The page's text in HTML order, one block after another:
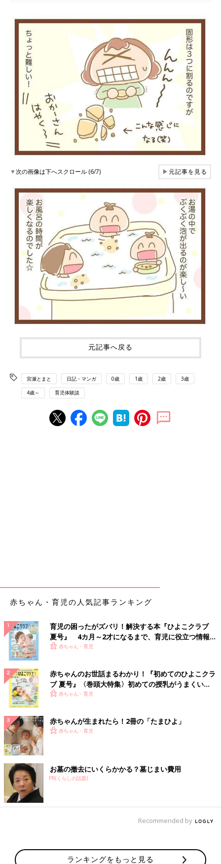
▼次の画像は下へスクロール (6/7) ▶元記事を見る
元記事へ戻る
宮瀬とまと 日記・マンガ 0歳 1歳 2歳 3歳
4歳～ 育児体験談
赤ちゃん・育児の人気記事ランキング
育児の困ったがズバリ！解決する本『ひよこクラブ
夏号』 4カ月～2才になるまで、育児に役立つ情報が
いっぱい！
赤ちゃん・育児
赤ちゃんのお世話まるわかり！『初めてのひよこクラ
ブ 夏号』〈巻頭大特集〉初めての授乳がうまくい
く！ おっぱい・ミルクの基本と夏のトラブル 解決テ
赤ちゃん・育児
赤ちゃんが生まれたら！2冊の「たまひよ」
赤ちゃん・育児
お墓の撤去にいくらかかる？墓じまい費用
PR(くらしの話題)
Recommended by
ランキングをもっと見る